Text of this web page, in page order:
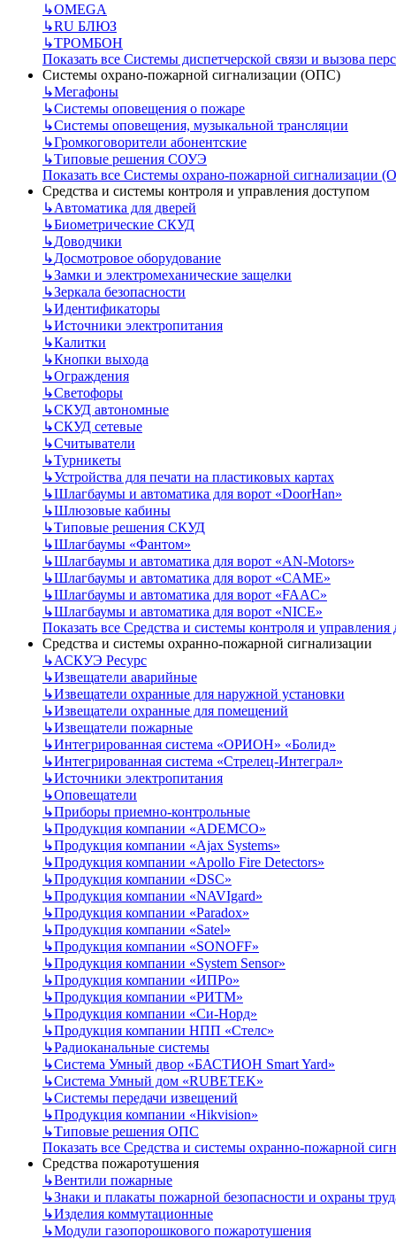
↳OMEGA
↳RU БЛЮЗ
↳ТРОМБОН
Показать все Системы диспетчерской связи и вызова
Системы охрано-пожарной сигнализации (ОПС)
↳Мегафоны
↳Системы оповещения о пожаре
↳Системы оповещения, музыкальной трансляции
↳Громкоговорители абонентские
↳Типовые решения СОУЭ
Показать все Системы охрано-пожарной сигнализации
Средства и системы контроля и управления доступом
↳Автоматика для дверей
↳Биометрические СКУД
↳Доводчики
↳Досмотровое оборудование
↳Замки и электромеханические защелки
↳Зеркала безопасности
↳Идентификаторы
↳Источники электропитания
↳Калитки
↳Кнопки выхода
↳Ограждения
↳Светофоры
↳СКУД автономные
↳СКУД сетевые
↳Считыватели
↳Турникеты
↳Устройства для печати на пластиковых картах
↳Шлагбаумы и автоматика для ворот «DoorHan»
↳Шлюзовые кабины
↳Типовые решения СКУД
↳Шлагбаумы «Фантом»
↳Шлагбаумы и автоматика для ворот «AN-Motors»
↳Шлагбаумы и автоматика для ворот «CAME»
↳Шлагбаумы и автоматика для ворот «FAAC»
↳Шлагбаумы и автоматика для ворот «NICE»
Показать все Средства и системы контроля и управления
Средства и системы охранно-пожарной сигнализации
↳АСКУЭ Ресурс
↳Извещатели аварийные
↳Извещатели охранные для наружной установки
↳Извещатели охранные для помещений
↳Извещатели пожарные
↳Интегрированная система «ОРИОН» «Болид»
↳Интегрированная система «Стрелец-Интеграл»
↳Источники электропитания
↳Оповещатели
↳Приборы приемно-контрольные
↳Продукция компании «ADEMCO»
↳Продукция компании «Ajax Systems»
↳Продукция компании «Apollo Fire Detectors»
↳Продукция компании «DSC»
↳Продукция компании «NAVIgard»
↳Продукция компании «Paradox»
↳Продукция компании «Satel»
↳Продукция компании «SONOFF»
↳Продукция компании «System Sensor»
↳Продукция компании «ИПРо»
↳Продукция компании «РИТМ»
↳Продукция компании «Си-Норд»
↳Продукция компании НПП «Стелс»
↳Радиоканальные системы
↳Система Умный двор «БАСТИОН Smart Yard»
↳Система Умный дом «RUBETEK»
↳Системы передачи извещений
↳Продукция компании «Hikvision»
↳Типовые решения ОПС
Показать все Средства и системы охранно-пожарной
Средства пожаротушения
↳Вентили пожарные
↳Знаки и плакаты пожарной безопасности и охраны
↳Изделия коммутационные
↳Модули газопорошкового пожаротушения